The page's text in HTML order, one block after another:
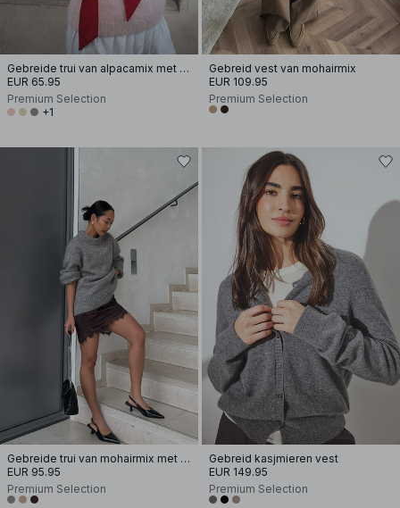
Gebreide trui van alpacamix met korte mouwen
EUR 65.95
Premium Selection
+1
Gebreid vest van mohairmix
EUR 109.95
Premium Selection
Gebreide trui van mohairmix met ronde hals
EUR 95.95
Premium Selection
Gebreid kasjmieren vest
EUR 149.95
Premium Selection